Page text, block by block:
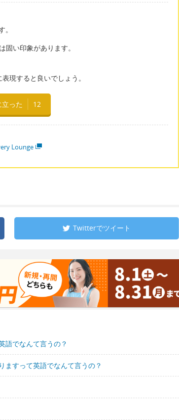
い印象があります。
現すると良いでしょう。
立った 12
Lounge
Twitterでツイート
語でなんて言うの？
ますって英語でなんて言うの？